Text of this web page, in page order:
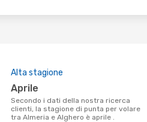
Alta stagione
aprile
Secondo i dati della nostra ricerca
clienti, la stagione di punta per volare
tra Almeria e Alghero è aprile .